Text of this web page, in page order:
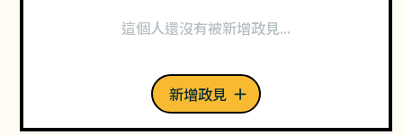
這個人還沒有被新增政見...
新增政見